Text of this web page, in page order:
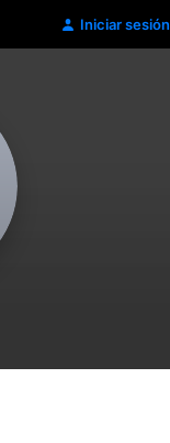
Iniciar sesión